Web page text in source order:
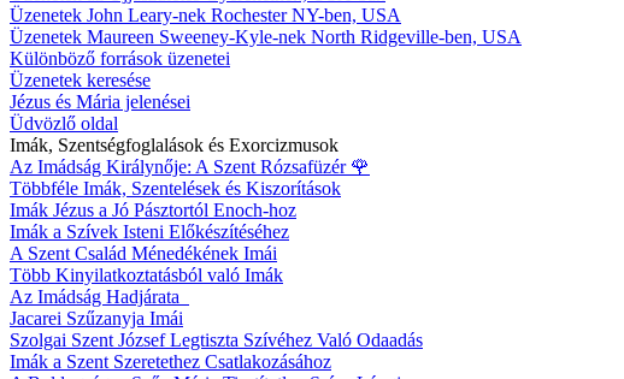
Üzenetek John Leary-nek Rochester NY-ben, USA
Üzenetek Maureen Sweeney-Kyle-nek North Ridgeville-ben, USA
Különböző források üzenetei
Üzenetek keresése
Jézus és Mária jelenései
Üdvözlő oldal
Imák, Szentségfoglalások és Exorcizmusok
Az Imádság Királynője: A Szent Rózsafüzér 🌹
Többféle Imák, Szentelések és Kiszorítások
Imák Jézus a Jó Pásztortól Enoch-hoz
Imák a Szívek Isteni Előkészítéséhez
A Szent Család Ménedékének Imái
Több Kinyilatkoztatásból való Imák
Az Imádság Hadjárata
Jacarei Szűzanyja Imái
Szolgai Szent József Legtiszta Szívéhez Való Odaadás
Imák a Szent Szeretethez Csatlakozásához